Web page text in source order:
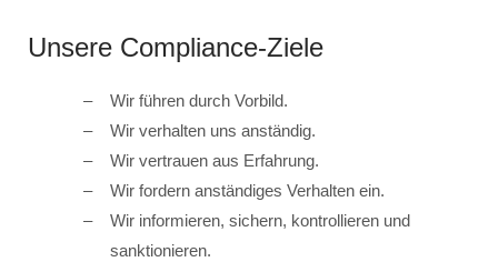
Unsere Compliance-Ziele
Wir führen durch Vorbild.
Wir verhalten uns anständig.
Wir vertrauen aus Erfahrung.
Wir fordern anständiges Verhalten ein.
Wir informieren, sichern, kontrollieren und
sanktionieren.